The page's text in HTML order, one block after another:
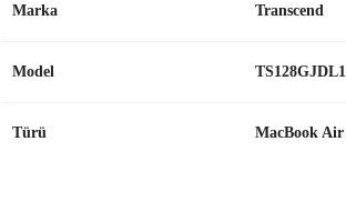
Marka Transcend
Model
Türü MacBook Air